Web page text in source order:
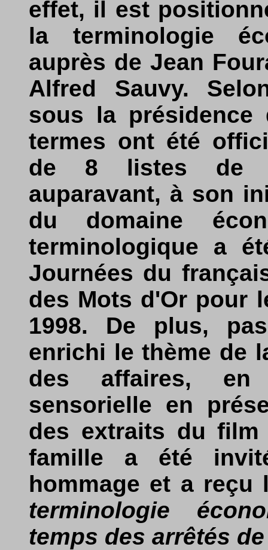
effet, il est
la terminologie
auprès de Jean
Alfred Sauvy.
sous la présidence
termes ont été
de 8 listes de
auparavant, à son
du domaine
terminologique a
Journées du
des Mots d'Or pour
1998. De plus,
enrichi le thème de
des affaires, en
sensorielle en
des extraits du film
famille a été
hommage et a
terminologie
temps des arrêtés